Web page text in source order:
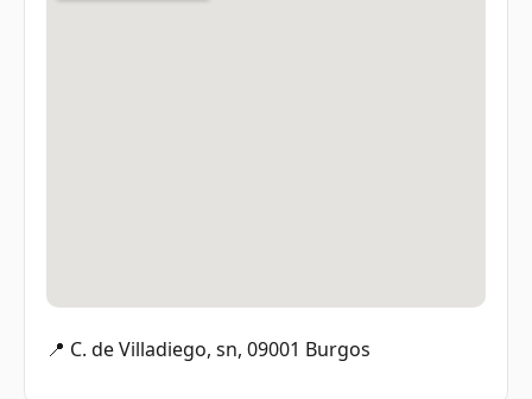
📍 C. de Villadiego, sn, 09001 Burgos